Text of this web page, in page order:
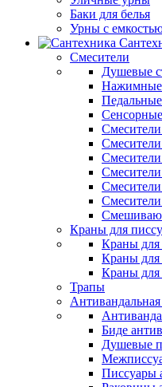
Баки для белья
Урны с
Смесители
Душевые
Нажимные
Краны для
Краны
Краны для
Краны для
Трапы
Биде
Душевые
Писсуары